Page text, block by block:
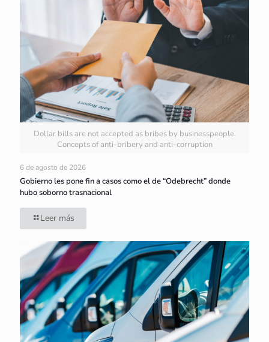
Dollar bills are not accepted as bribes by businesspeople.
Concepts of anti-bribery and anti-corruption
6 de agosto de 2026
Gobierno les pone fin a casos como el de “Odebrecht” donde
hubo soborno trasnacional
Leer más